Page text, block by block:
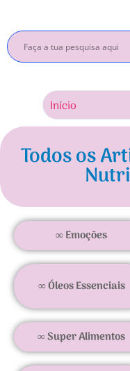
Início
Todos os
∞ Emoções
∞ Óleos Essenciais
∞ Super Alimentos